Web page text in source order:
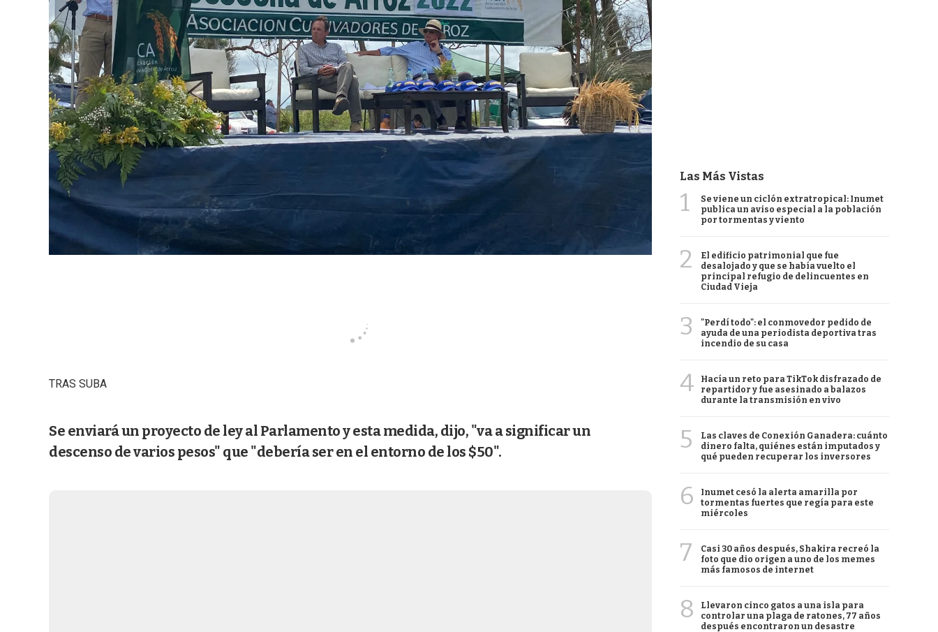
TRAS SUBA
Se enviará un proyecto de ley al Parlamento y esta medida, dijo, "va a significar un
descenso de varios pesos" que "debería ser en el entorno de los $50".
Las Más Vistas
1
Se viene un ciclón extratropical: Inumet
publica un aviso especial a la población
por tormentas y viento
2
El edificio patrimonial que fue
desalojado y que se había vuelto el
principal refugio de delincuentes en
Ciudad Vieja
3
"Perdí todo": el conmovedor pedido de
ayuda de una periodista deportiva tras
incendio de su casa
4
Hacía un reto para TikTok disfrazado de
repartidor y fue asesinado a balazos
durante la transmisión en vivo
5
Las claves de Conexión Ganadera: cuánto
dinero falta, quiénes están imputados y
qué pueden recuperar los inversores
6
Inumet cesó la alerta amarilla por
tormentas fuertes que regía para este
miércoles
7
Casi 30 años después, Shakira recreó la
foto que dio origen a uno de los memes
más famosos de internet
8
Llevaron cinco gatos a una isla para
controlar una plaga de ratones, 77 años
después encontraron un desastre